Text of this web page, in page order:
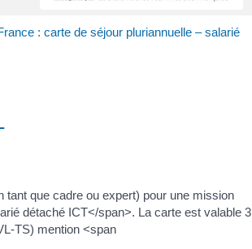
: carte de séjour pluriannuelle – salarié
que cadre ou expert) pour une mission
détaché ICT</span>. La carte est valable 3
TS) mention <span